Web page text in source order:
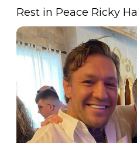
Rest in Peace Ricky